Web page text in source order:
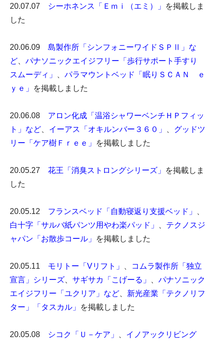
20.07.07 シーホネンス「Ｅｍｉ（エミ）」
を掲載しま
した
20.06.09 島製作所「シンフォニーワイドＳＰⅡ」な
ど、 パナソニックエイジフリー「歩行サポート手すり
スムーディ」
、 パラマウントベッド「眠りＳＣＡＮ ｅ
ｙｅ」
を掲載しました
20.06.08 アロン化成「温浴シャワーベンチＨＰフィッ
ト」など、 イーアス「オキルンバー３６０」 、 グッドツ
リー「ケア樹Ｆｒｅｅ」
を掲載しました
20.05.27 花王「消臭ストロングシリーズ」
を掲載しま
した
20.05.12 フランスベッド「自動寝返り支援ベッド」
、
白十字「サルバ紙パンツ用やわ楽パッド」
、 テクノスジ
ャパン「お散歩コール」
を掲載しました
20.05.11 モリトー「Vリフト」 、
コムラ製作所「独立
宣言」シリーズ、 サギサカ「こげーる」 、 パナソニック
エイジフリー「ユクリア」など、 新光産業「テクノリフ
ター」「タスカル」
を掲載しました
20.05.08 シコク「Ｕ－ケア」 、 イノアックリビング